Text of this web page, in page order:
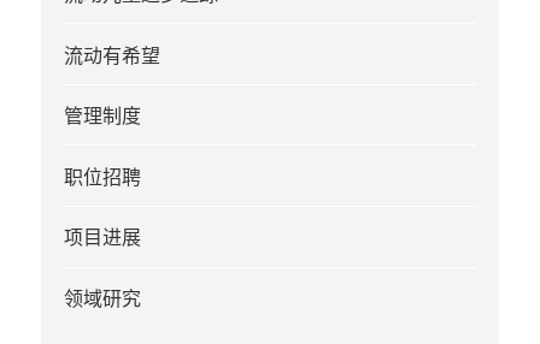
流动有希望
管理制度
职位招聘
项目进展
领域研究